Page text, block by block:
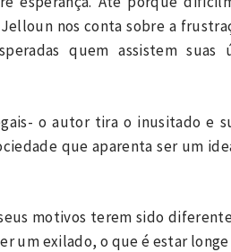
nos conta sobre a
quem assistem suas
o autor tira o inusitado e
que aparenta ser um
motivos terem sido
um exilado, o que é estar